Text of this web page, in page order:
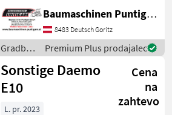
bar, Ölfluss 12-25 l/min,
ohne Anbauplatte und
ohne Schläuche und
Kupplungen, Referenzn
Baumaschinen Puntigam GmbH
8483 Deutsch Goritz
Gradbeni
stroji /
Sonstige
Premium Plus prodajalec
Sonstige Daemo
E10
Cena
na
zahtevo
L. pr. 2023